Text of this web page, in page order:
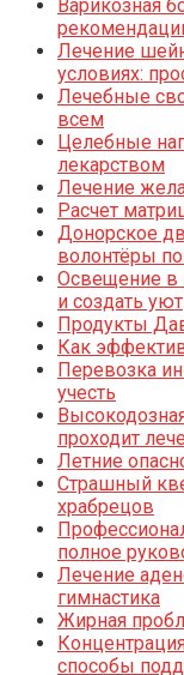
Варикозная
Лечение
условиях:
Лечебные
всем
Целебные
лекарством
Лечение
Расчет
Донорское
волонтёры
Освещение в
и создать уют
Продукты
Как
Перевозка
учесть
проходит
Летние
Страшный
храбрецов
полное
Лечение
гимнастика
Жирная
способы